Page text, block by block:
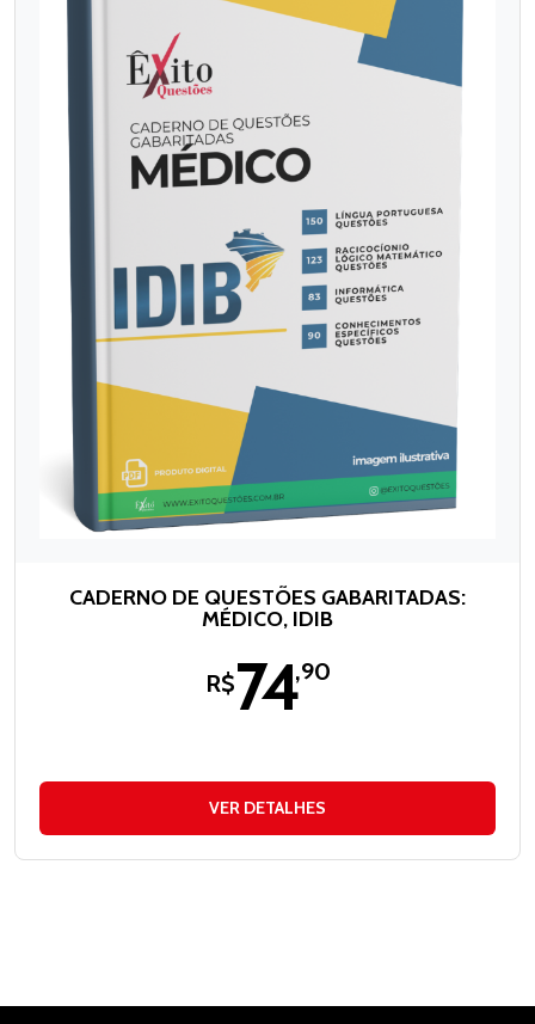
CADERNO DE QUESTÕES GABARITADAS:
MÉDICO, IDIB
R$74,90
VER DETALHES